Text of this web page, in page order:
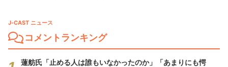
J-CAST ニュース
コメントランキング
蓮舫氏「止める人は誰もいなかったのか」「あまりにも愕